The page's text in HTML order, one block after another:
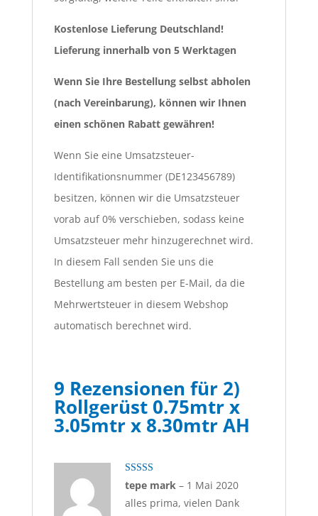
Kostenlose Lieferung Deutschland!
Lieferung innerhalb von 5 Werktagen
Wenn Sie Ihre Bestellung selbst abholen
(nach Vereinbarung), können wir Ihnen
einen schönen Rabatt gewähren!
Wenn Sie eine Umsatzsteuer-
Identifikationsnummer (DE123456789)
besitzen, können wir die Umsatzsteuer
vorab auf 0% verschieben, sodass keine
Umsatzsteuer mehr hinzugerechnet wird.
In diesem Fall senden Sie uns die
Bestellung am besten per E-Mail, da die
Mehrwertsteuer in diesem Webshop
automatisch berechnet wird.
9 Rezensionen für 2)
Rollgerüst 0.75mtr x
3.05mtr x 8.30mtr AH
Bewertet
mit 4von
5
tepe mark – 1 Mai 2020
alles prima, vielen Dank